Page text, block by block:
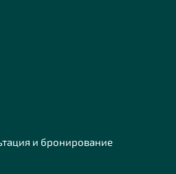
и бронирование